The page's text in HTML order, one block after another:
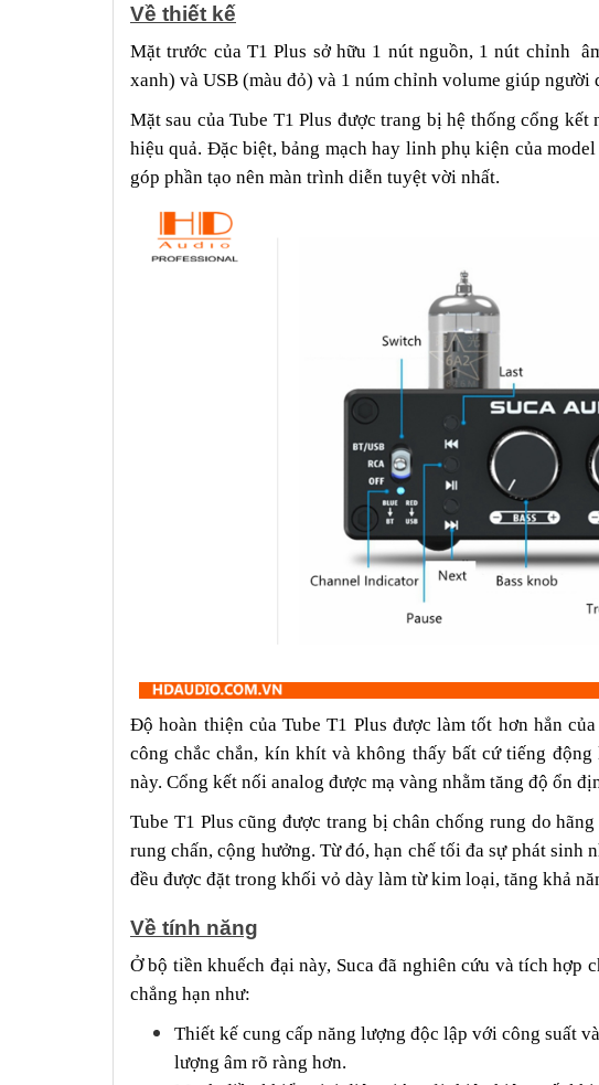
Về thiết kế
Mặt trước của T1 Plus sở hữu 1 nút nguồn, 1 nút chỉnh
xanh) và USB (màu đỏ) và 1 núm chỉnh volume giúp người
Mặt sau của Tube T1 Plus được trang bị hệ thống cổng
hiệu quả. Đặc biệt, bảng mạch hay linh phụ kiện của
góp phần tạo nên màn trình diễn tuyệt vời nhất.
Độ hoàn thiện của Tube T1 Plus được làm tốt hơn hẳn
công chắc chắn, kín khít và không thấy bất cứ tiếng
này. Cổng kết nối analog được mạ vàng nhằm tăng độ ổn
Tube T1 Plus cũng được trang bị chân chống rung do
rung chấn, cộng hưởng. Từ đó, hạn chế tối đa sự phát sinh
đều được đặt trong khối vỏ dày làm từ kim loại, tăng khả
Về tính năng
Ở bộ tiền khuếch đại này, Suca đã nghiên cứu và tích hợp
chẳng hạn như:
Thiết kế cung cấp năng lượng độc lập với công suất
lượng âm rõ ràng hơn.